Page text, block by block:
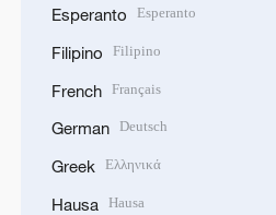
Esperanto Esperanto
Filipino Filipino
French Français
German Deutsch
Greek Ελληνικά
Hausa Hausa